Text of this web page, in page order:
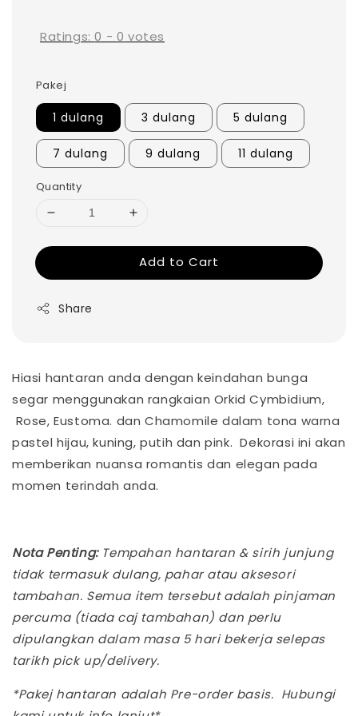
Ratings:0 - 0 votes
Pakej
1 dulang 3 dulang 5 dulang
7 dulang 9 dulang 11 dulang
Quantity
Add to Cart
Share
Hiasi hantaran anda dengan keindahan bunga
segar menggunakan rangkaian Orkid Cymbidium,
Rose, Eustoma. dan Chamomile dalam tona warna
pastel hijau, kuning, putih dan pink. Dekorasi ini akan
memberikan nuansa romantis dan elegan pada
momen terindah anda.
Nota Penting:Tempahan hantaran & sirih junjung
tidak termasuk dulang, pahar atau aksesori
tambahan. Semua item tersebut adalah pinjaman
percuma (tiada caj tambahan) dan perlu
dipulangkan dalam masa 5 hari bekerja selepas
tarikh pick up/delivery.
*Pakej hantaran adalah Pre-order basis. Hubungi